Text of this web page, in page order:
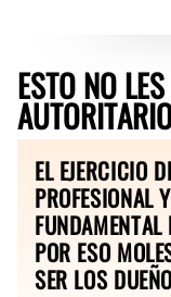
ESTO NO
EL EJERCICIO
PROFESIONAL
POR ESO
SER LOS